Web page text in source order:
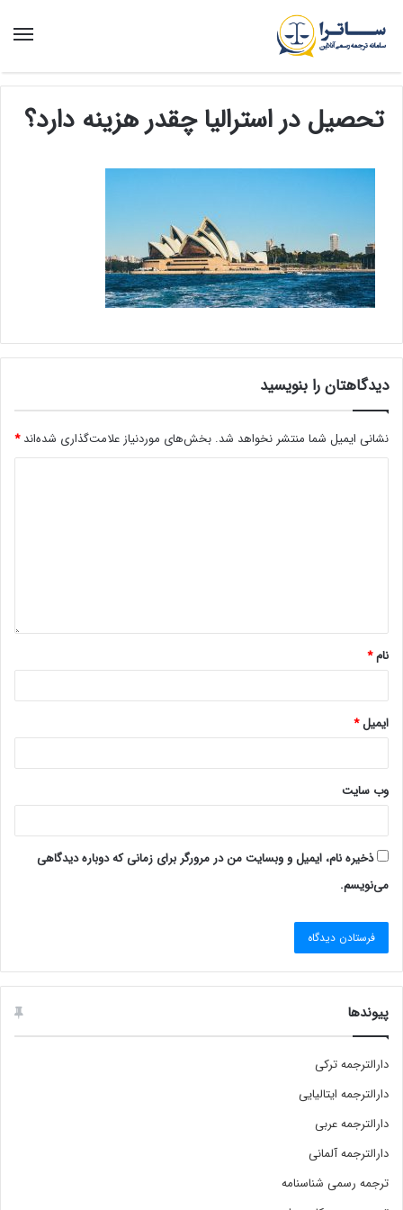
منو
تحصیل در استرالیا چقدر هزینه دارد؟
دیدگاهتان را بنویسید
نشانی ایمیل شما منتشر نخواهد شد. بخش‌های موردنیاز علامت‌گذاری شده‌اند*
نام*
ایمیل*
وب‌ سایت
ذخیره نام، ایمیل و وبسایت من در مرورگر برای زمانی که دوباره دیدگاهی
می‌نویسم.
پیوندها
دارالترجمه ترکی
دارالترجمه ایتالیایی
دارالترجمه عربی
دارالترجمه آلمانی
ترجمه رسمی شناسنامه